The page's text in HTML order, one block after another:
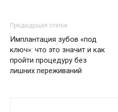
Предыдущая статья
Имплантация зубов «под
ключ»: что это значит и как
пройти процедуру без
лишних переживаний